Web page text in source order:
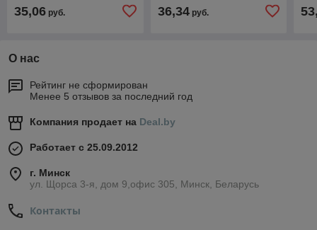
35,06 руб. 36,34руб.
О нас
Рейтинг не сформирован
Менее 5 отзывов за последний год
Компания продает на Deal.by
Работает с 25.09.2012
г. Минск
ул. Щорса 3-я, дом 9,офис 305, Минск, Беларусь
Контакты